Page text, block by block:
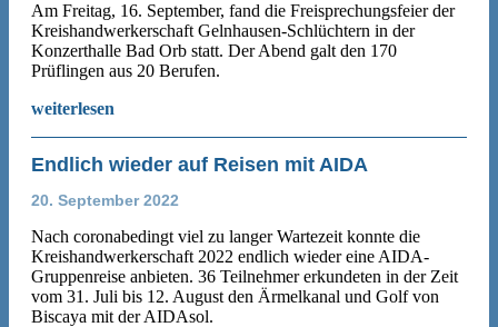
Am Freitag, 16. September, fand die Freisprechungsfeier der
Kreishandwerkerschaft Gelnhausen-Schlüchtern in der
Konzerthalle Bad Orb statt. Der Abend galt den 170
Prüflingen aus 20 Berufen.
weiterlesen
Endlich wieder auf Reisen mit AIDA
20. September 2022
Nach coronabedingt viel zu langer Wartezeit konnte die
Kreishandwerkerschaft 2022 endlich wieder eine AIDA-
Gruppenreise anbieten. 36 Teilnehmer erkundeten in der Zeit
vom 31. Juli bis 12. August den Ärmelkanal und Golf von
Biscaya mit der AIDAsol.